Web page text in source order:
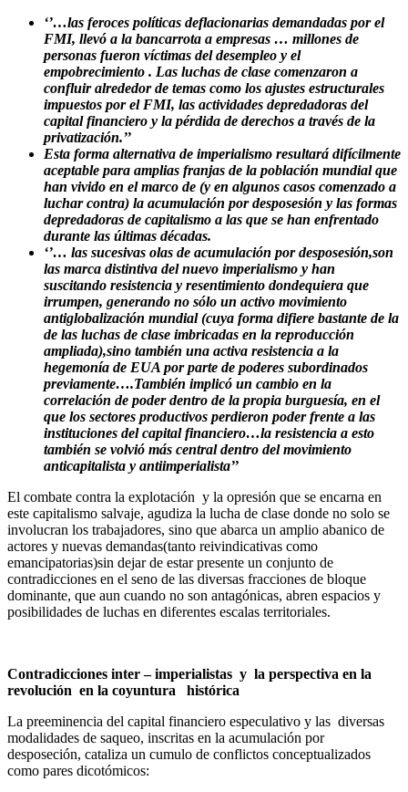
‘’…las feroces políticas deflacionarias demandadas por el
FMI, llevó a la bancarrota a empresas … millones de
personas fueron víctimas del desempleo y el
empobrecimiento . Las luchas de clase comenzaron a
confluir alrededor de temas como los ajustes estructurales
impuestos por el FMI, las actividades depredadoras del
capital financiero y la pérdida de derechos a través de la
privatización.’’
Esta forma alternativa de imperialismo resultará difícilmente
aceptable para amplias franjas de la población mundial que
han vivido en el marco de (y en algunos casos comenzado a
luchar contra) la acumulación por desposesión y las formas
depredadoras de capitalismo a las que se han enfrentado
durante las últimas décadas.
‘’… las sucesivas olas de acumulación por desposesión,son
las marca distintiva del nuevo imperialismo y han
suscitando resistencia y resentimiento dondequiera que
irrumpen, generando no sólo un activo movimiento
antiglobalización mundial (cuya forma difiere bastante de la
de las luchas de clase imbricadas en la reproducción
ampliada),sino también una activa resistencia a la
hegemonía de EUA por parte de poderes subordinados
previamente….También implicó un cambio en la
correlación de poder dentro de la propia burguesía, en el
que los sectores productivos perdieron poder frente a las
instituciones del capital financiero…la resistencia a esto
también se volvió más central dentro del movimiento
anticapitalista y antiimperialista’’
El combate contra la explotación y la opresión que se encarna en
este capitalismo salvaje, agudiza la lucha de clase donde no solo se
involucran los trabajadores, sino que abarca un amplio abanico de
actores y nuevas demandas(tanto reivindicativas como
emancipatorias)sin dejar de estar presente un conjunto de
contradicciones en el seno de las diversas fracciones de bloque
dominante, que aun cuando no son antagónicas, abren espacios y
posibilidades de luchas en diferentes escalas territoriales.
Contradicciones inter – imperialistas y la perspectiva en la
revolución en la coyuntura histórica
La preeminencia del capital financiero especulativo y las diversas
modalidades de saqueo, inscritas en la acumulación por
desposeción, cataliza un cumulo de conflictos conceptualizados
como pares dicotómicos: